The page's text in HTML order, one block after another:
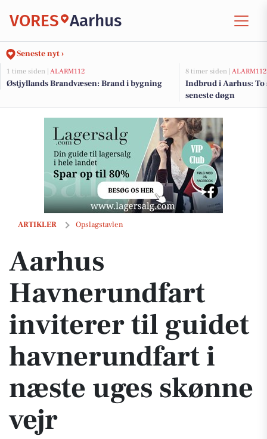
VORES Aarhus
Seneste nyt ›
1 time siden | ALARM112
Østjyllands Brandvæsen: Brand i bygning
8 timer siden | ALARM112
Indbrud i Aarhus: To
seneste døgn
ARTIKLER Opslagstavlen
Aarhus Havnerundfart inviterer til guidet havnerundfart i næste
Aarhus
Havnerundfart
inviterer til guidet
havnerundfart i
næste uges skønne
vejr